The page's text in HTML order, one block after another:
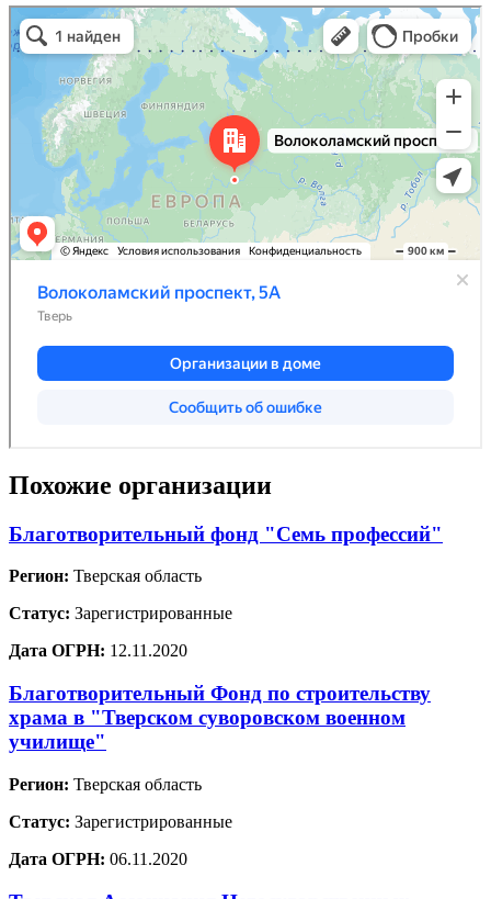
Похожие организации
Благотворительный фонд "Семь профессий"
Регион: Тверская область
Статус: Зарегистрированные
Дата ОГРН: 12.11.2020
Благотворительный Фонд по строительству
храма в "Тверском суворовском военном
училище"
Регион: Тверская область
Статус: Зарегистрированные
Дата ОГРН: 06.11.2020